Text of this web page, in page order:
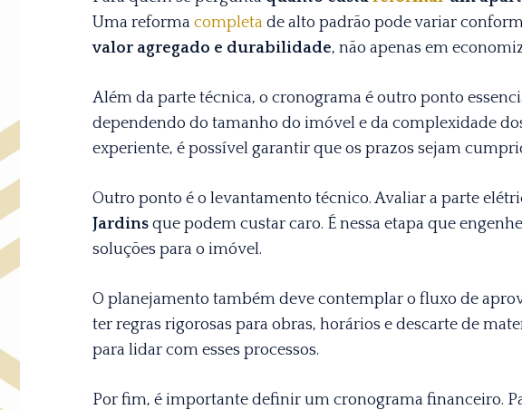
Uma reforma completa de alto padrão pode variar
valor agregado e durabilidade, não apenas em
Além da parte técnica, o cronograma é outro ponto
dependendo do tamanho do imóvel e da complexidade
experiente, é possível garantir que os prazos sejam
Outro ponto é o levantamento técnico. Avaliar a parte
Jardins que podem custar caro. É nessa etapa que
soluções para o imóvel.
O planejamento também deve contemplar o fluxo de
ter regras rigorosas para obras, horários e descarte de
para lidar com esses processos.
Por fim, é importante definir um cronograma financeiro.